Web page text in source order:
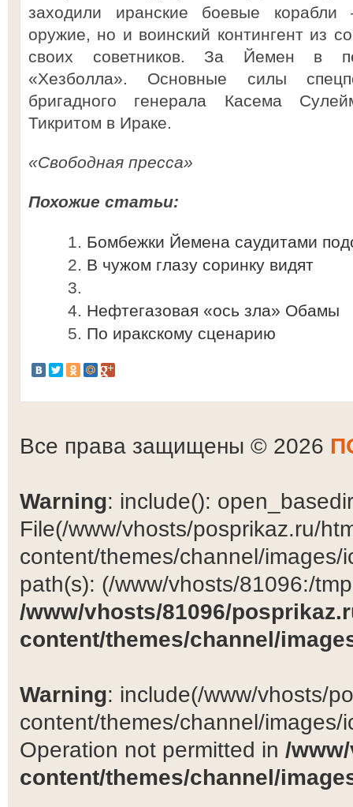
заходили иранские боевые
оружие, но и воинский контингент из
своих советников. За Йемен в
«Хезболла». Основные силы
бригадного генерала Касема
Тикритом в Ираке.
«Свободная пресса»
Похожие статьи:
Бомбежки Йемена саудитами
В чужом глазу соринку видят
Нефтегазовая «ось зла» Обамы
По иракскому сценарию
Все права защищены © 2026
Warning: include():
File(/www/vhosts/posprikaz.ru/
content/themes/channel/
path(s): (/www/vhosts/81096:/
/www/vhosts/81096/
content/themes/channel/
Warning: include(/www/vhosts/
content/themes/channel/
Operation not permitted in /
content/themes/channel/